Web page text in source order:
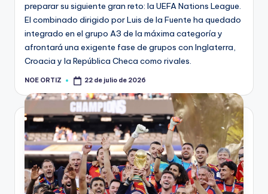
preparar su siguiente gran reto: la UEFA Nations League.
El combinado dirigido por Luis de la Fuente ha quedado
integrado en el grupo A3 de la máxima categoría y
afrontará una exigente fase de grupos con Inglaterra,
Croacia y la República Checa como rivales.
NOE ORTIZ 22 de julio de 2026